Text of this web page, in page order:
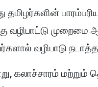
தமிழர்களின்
வழிபாட்டு
வழிபாடு
கலாச்சாரம்